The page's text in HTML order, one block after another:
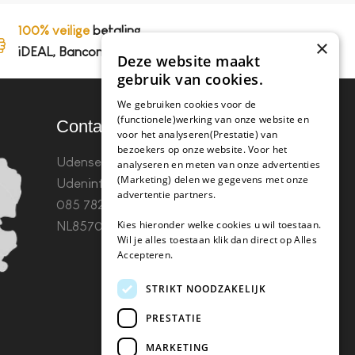
100% veiligebetaling,
iDEAL, Bancontact en op rekening
Contact
Udenseweg 8B 5405 PA
Udeninfo(@)koffie-tabletten.nlTel.
085 782 5578KvK 67529623 Btw:
NL857053759B01
×
Deze website maakt
gebruik van cookies.
We gebruiken cookies voor de
(functionele)werking van onze website en
voor het analyseren(Prestatie) van
bezoekers op onze website. Voor het
analyseren en meten van onze advertenties
(Marketing) delen we gegevens met onze
advertentie partners.
Kies hieronder welke cookies u wil toestaan.
Wil je alles toestaan klik dan direct op Alles
Accepteren.
STRIKT NOODZAKELIJK
PRESTATIE
MARKETING